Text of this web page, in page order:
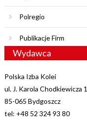
Polregio
Publikacje Firm
Wydawca
Polska Izba Kolei
ul. J. Karola Chodkiewicza
85-065 Bydgoszcz
tel: +48 52 324 93 80